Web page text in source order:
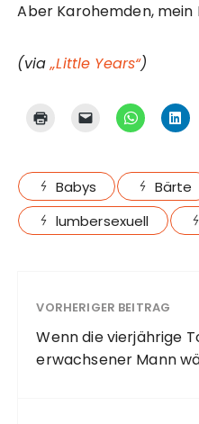
Aber Karohemden, mein
(via„Little Years“)
Babys Bärte
lumbersexuell
VORHERIGER BEITRAG
Wenn die vierjährige
erwachsener Mann